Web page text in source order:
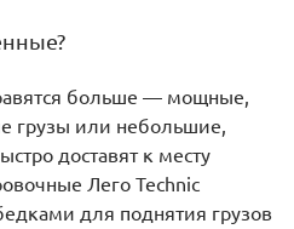
больше — мощные,
грузы или небольшие,
доставят к месту
Лего Technic
для поднятия грузов